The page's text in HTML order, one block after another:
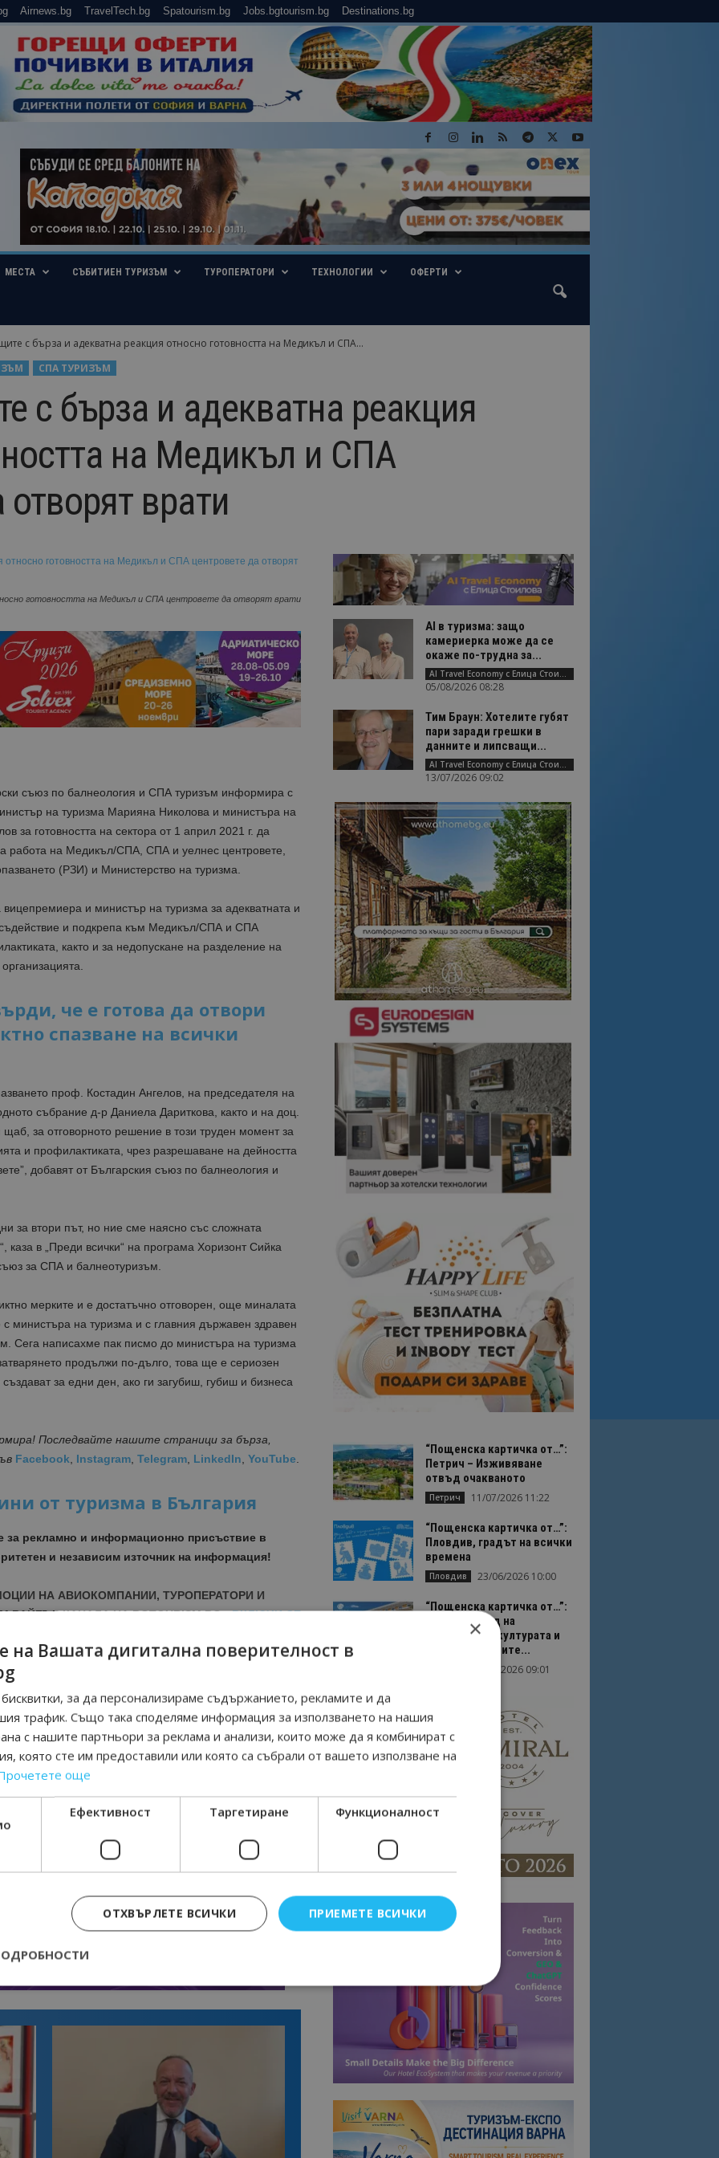
Airnews.bg TravelTech.bg Spatourism.bg Jobs.bgtourism.bg Destinations.bg
МЕСТА СЪБИТИЕН ТУРИЗЪМ ТУРОПЕРАТОРИ ТЕХНОЛОГИИ ОФЕРТИ
с бърза и адекватна реакция относно готовността на Медикъл и СПА...
СПА ТУРИЗЪМ
с бърза и адекватна реакция
на Медикъл и СПА
врати
готовността на Медикъл и СПА центровете да отворят врати
съюз по балнеология и СПА туризъм информира с
на туризма Марияна Николова и министъра на
за готовността на сектора от 1 април 2021 г. да
работа на Медикъл/СПА, СПА и уелнес центровете,
(РЗИ) и Министерство на туризма.
и министър на туризма за адекватната и
и подкрепа към Медикъл/СПА и СПА
както и за недопускане на разделение на
че е готова да отвори
спазване на всички
проф. Костадин Ангелов, на председателя на
събрание д-р Даниела Дариткова, както и на доц.
за отговорното решение в този труден момент за
и профилактиката, чрез разрешаване на дейността
добавят от Българския съюз по балнеология и
за втори път, но ние сме наясно със сложната
каза в „Преди всички“ на програма Хоризонт Сийка
за СПА и балнеотуризъм.
мерките и е достатъчно отговорен, още миналата
министъра на туризма и с главния държавен здравен
Сега написахме пак писмо до министъра на туризма
продължи по-дълго, това ще е сериозен
за едни ден, ако ги загубиш, губиш и бизнеса
Последвайте нашите страници за бърза,
Facebook Instagram Telegram LinkedIn YouTube
от туризма в България
за рекламно и информационно присъствие в
и независим източник на информация!
НА АВИОКОМПАНИИ, ТУРОПЕРАТОРИ И
КАНАЛА НА BGTOURISM.BG - ВКЛЮЧИ СЕ
AI в туризма: защо
камериерка може да се
окаже по-трудна за...
AI Travel Economy с Елица Стоилова
05/08/2026 08:28
Тим Браун: Хотелите губят
пари заради грешки в
данните и липсващи...
AI Travel Economy с Елица Стоилова
13/07/2026 09:02
“Пощенска картичка от…”:
Петрич – Изживяване
отвъд очакваното
Петрич 11/07/2026 11:22
“Пощенска картичка от…”:
Пловдив, градът на всички
времена
Пловдив 23/06/2026 10:00
“Пощенска картичка от…”:
Перник – град на
традициите, културата и
вдъхновяващите...
17/06/2026 09:01
×
на Вашата дигитална поверителност в
за да персонализираме съдържанието, рекламите и да
трафик. Също така споделяме информация за използването на нашия
с нашите партньори за реклама и анализи, които може да я комбинират с
която сте им предоставили или която са събрали от вашето използване на
още
Ефективност Таргетиране Функционалност
ПРИЕМЕТЕ ВСИЧКИ
ОТХВЪРЛЕТЕ ВСИЧКИ
бисквитки позволяват основната функционалност на уебсайта, като потребителско влизане и
Уебсайтът не може да се използва правилно без строго необходими бисквитки.
Валиден
до
Описание
lisandraramos.com
7 дни
Тази бисквитка се използва, за да запомните съгласието
на потребителя за използването на бисквитки на сайта.